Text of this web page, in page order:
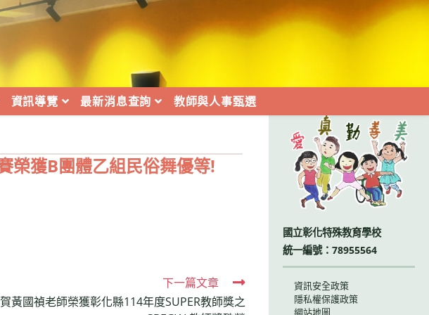
資訊導覽 最新消息查詢 教師與人事甄選
榮獲B團體乙組民俗舞優等!
下一篇文章
黃國禎老師榮獲彰化縣114年度SUPER教師獎之
國立彰化特殊教育學校
統一編號：78955564
資訊安全政策
隱私權保護政策
網站地圖